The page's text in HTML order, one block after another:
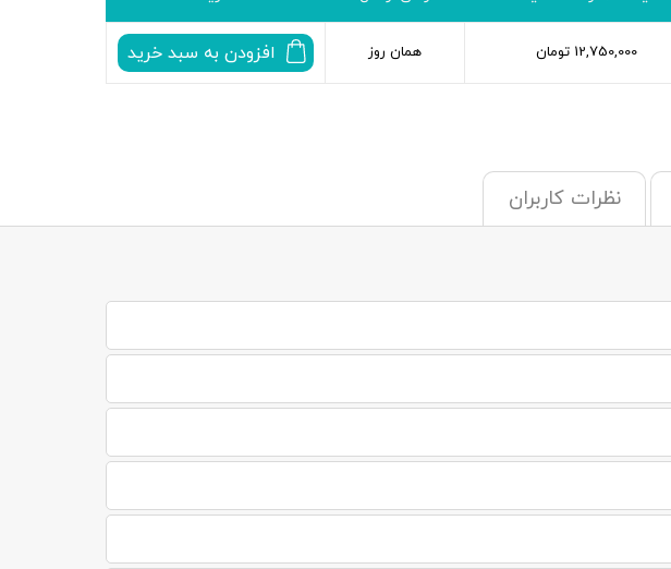
12,750,000 تومان همان روز افزودن به سبد خرید
نظرات کاربران